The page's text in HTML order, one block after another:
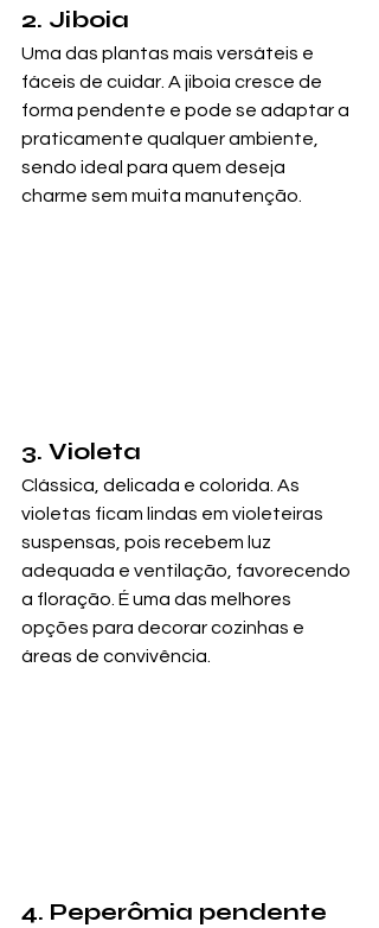
2. Jiboia
Uma das plantas mais versáteis e
fáceis de cuidar. A jiboia cresce de
forma pendente e pode se adaptar a
praticamente qualquer ambiente,
sendo ideal para quem deseja
charme sem muita manutenção.
3. Violeta
Clássica, delicada e colorida. As
violetas ficam lindas em violeteiras
suspensas, pois recebem luz
adequada e ventilação, favorecendo
a floração. É uma das melhores
opções para decorar cozinhas e
áreas de convivência.
4. Peperômia pendente